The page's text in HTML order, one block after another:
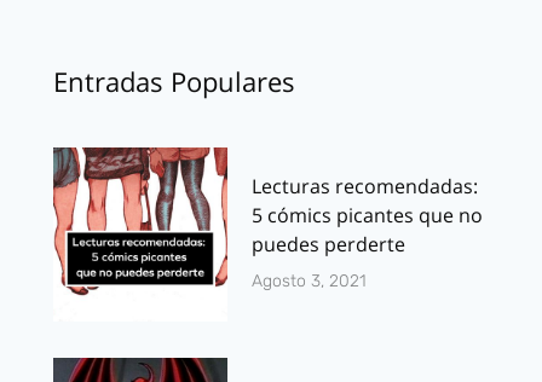
Entradas Populares
Lecturas recomendadas:
5 cómics picantes que no
puedes perderte
Agosto 3, 2021